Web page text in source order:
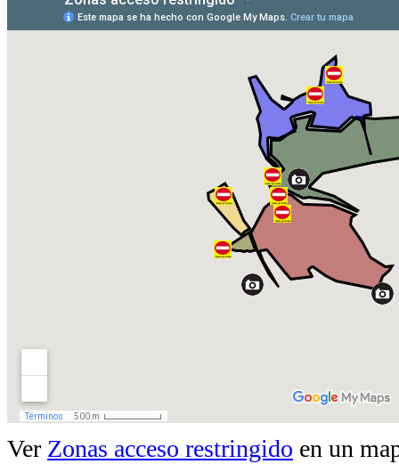
Ver Zonas acceso restringido en un